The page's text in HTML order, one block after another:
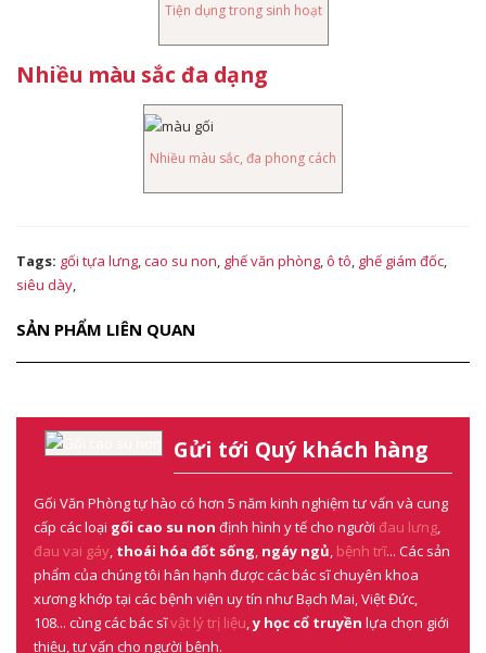
Tiện dụng trong sinh hoạt
Nhiều màu sắc đa dạng
Nhiều màu sắc, đa phong cách
Tags: gối tựa lưng,cao su non, ghế văn phòng,ô tô, ghế giám đốc,
siêu dày,
SẢN PHẨM LIÊN QUAN
Gửi tới Quý khách hàng
Gối Văn Phòng tự hào có hơn 5 năm kinh nghiệm tư vấn và cung
cấp các loại gối cao su non định hình y tế cho người đau lưng,
đau vai gáy, thoái hóa đốt sống, ngáy ngủ, bệnh trĩ... Các sản
phẩm của chúng tôi hân hạnh được các bác sĩ chuyên khoa
xương khớp tại các bệnh viện uy tín như Bạch Mai, Việt Đức,
108... cùng các bác sĩvật lý trị liệu,y học cổ truyền lựa chọn giới
thiệu, tư vấn cho người bệnh.